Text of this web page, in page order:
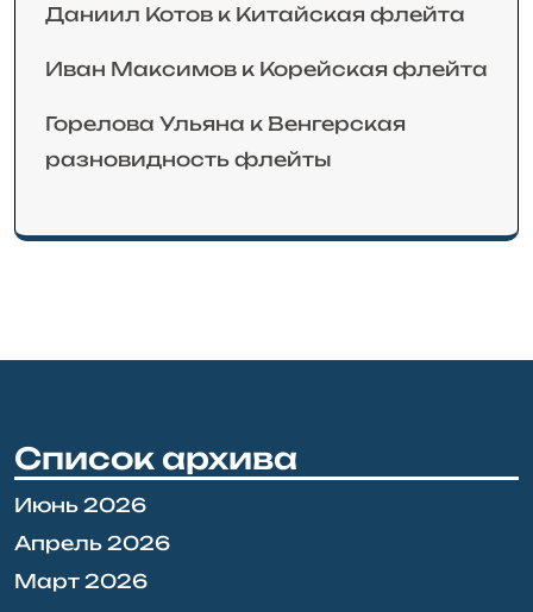
Даниил Котов к Китайская флейта
Иван Максимов к Корейская флейта
Горелова Ульяна к Венгерская
разновидность флейты
Список архива
Июнь 2026
Апрель 2026
Март 2026